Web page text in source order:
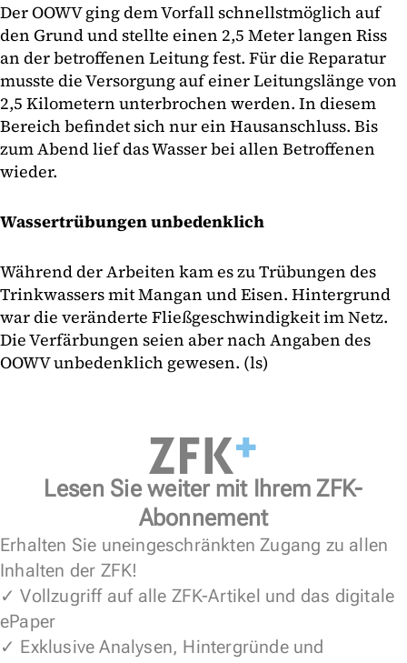
Der OOWV ging dem Vorfall schnellstmöglich auf
den Grund und stellte einen 2,5 Meter langen Riss
an der betroffenen Leitung fest. Für die Reparatur
musste die Versorgung auf einer Leitungslänge von
2,5 Kilometern unterbrochen werden. In diesem
Bereich befindet sich nur ein Hausanschluss. Bis
zum Abend lief das Wasser bei allen Betroffenen
wieder.
Wassertrübungen unbedenklich
Während der Arbeiten kam es zu Trübungen des
Trinkwassers mit Mangan und Eisen. Hintergrund
war die veränderte Fließgeschwindigkeit im Netz.
Die Verfärbungen seien aber nach Angaben des
OOWV unbedenklich gewesen. (ls)
Lesen Sie weiter mit Ihrem ZFK-
Abonnement
Erhalten Sie uneingeschränkten Zugang zu allen
Inhalten der ZFK!
✓ Vollzugriff auf alle ZFK-Artikel und das digitale
ePaper
✓ Exklusive Analysen, Hintergründe und